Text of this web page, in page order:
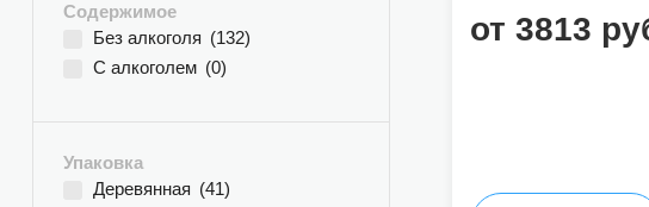
Содержимое
Без алкоголя (132)
С алкоголем (0)
Упаковка
Деревянная (41)
от 3813